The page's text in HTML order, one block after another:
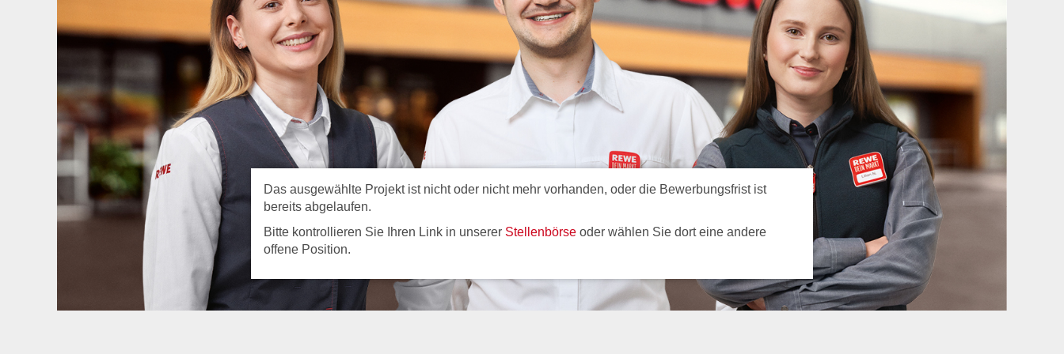
Das ausgewählte Projekt ist nicht oder nicht mehr vorhanden, oder die Bewerbungsfrist ist
bereits abgelaufen.
Bitte kontrollieren Sie Ihren Link in unserer Stellenbörse oder wählen Sie dort eine andere
offene Position.